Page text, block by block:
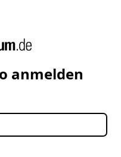
anmelden